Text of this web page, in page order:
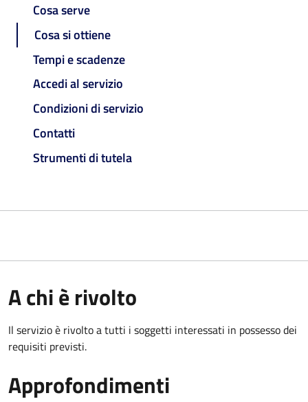
Cosa serve
Cosa si ottiene
Tempi e scadenze
Accedi al servizio
Condizioni di servizio
Contatti
Strumenti di tutela
A chi è rivolto
Il servizio è rivolto a tutti i soggetti interessati in possesso dei
requisiti previsti.
Approfondimenti